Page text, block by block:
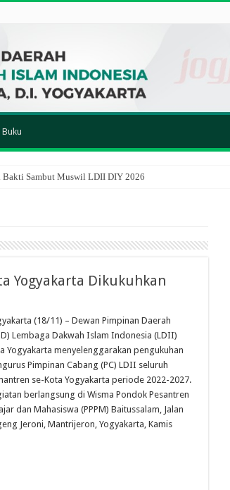
Buku
Bakti Sambut Muswil LDII DIY 2026
Yogyakarta Dikukuhkan
(18/11) – Dewan Pimpinan Daerah
Lembaga Dakwah Islam Indonesia (LDII)
Yogyakarta menyelenggarakan pengukuhan
Pimpinan Cabang (PC) LDII seluruh
se-Kota Yogyakarta periode 2022-2027.
berlangsung di Wisma Pondok Pesantren
dan Mahasiswa (PPPM) Baitussalam, Jalan
Jeroni, Mantrijeron, Yogyakarta, Kamis